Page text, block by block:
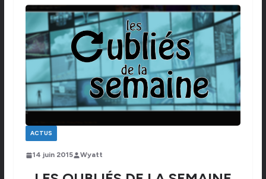
ACTUS
14 juin 2015 Wyatt